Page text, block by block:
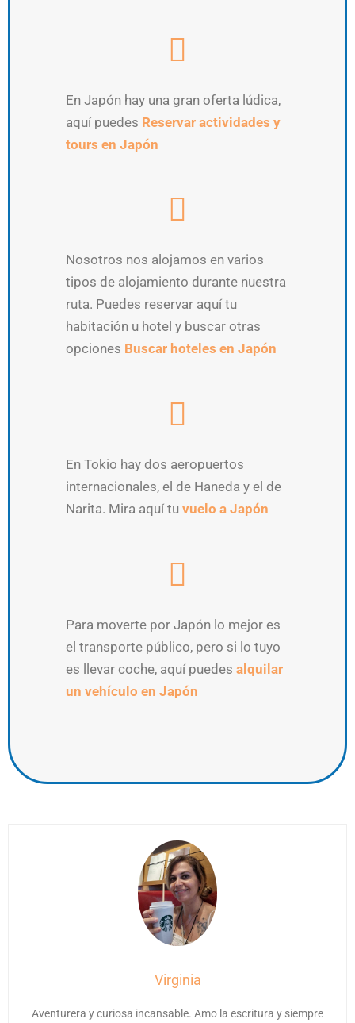
En Japón hay una gran oferta lúdica,
aquí puedes Reservar actividades y
tours en Japón
Nosotros nos alojamos en varios
tipos de alojamiento durante nuestra
ruta. Puedes reservar aquí tu
habitación u hotel y buscar otras
opciones Buscar hoteles en Japón
En Tokio hay dos aeropuertos
internacionales, el de Haneda y el de
Narita. Mira aquí tu vuelo a Japón
Para moverte por Japón lo mejor es
el transporte público, pero si lo tuyo
es llevar coche, aquí puedes alquilar
un vehículo en Japón
Virginia
Aventurera y curiosa incansable. Amo la escritura y siempre